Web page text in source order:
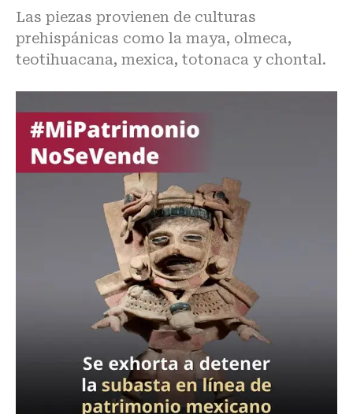
Las piezas provienen de culturas
prehispánicas como la maya, olmeca,
teotihuacana, mexica, totonaca y chontal.